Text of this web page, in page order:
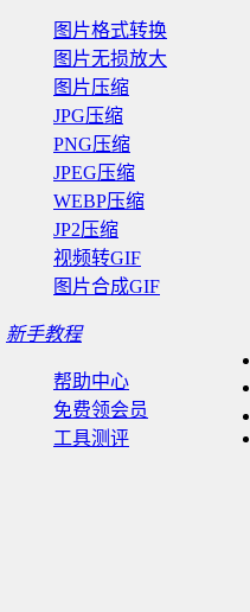
图片格式转换
图片无损放大
图片压缩
JPG压缩
PNG压缩
JPEG压缩
WEBP压缩
JP2压缩
视频转GIF
图片合成GIF
新手教程
帮助中心
免费领会员
工具测评